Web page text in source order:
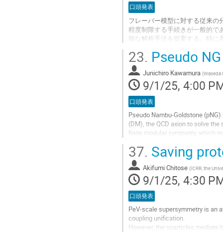
口頭発表
フレーバー模型に対する従来の
程度制限する手続きが一般的で
能な解析手法を提案する。特に
ータを生成することにより、解
発的なCP対称性の破れを見出
で、フレーバー模型の予言が俯
Go
to
contribution
page
23. Pseudo
Junichiro Kawamura (Waseda
9/1/25, 4:00
口頭発表
Pseudo Nambu-Goldstone
(DM), the QCD axion to solve
finite modular symmetry, which
Go
to
contribution
page
37. Saving
Akifumi Chitose (ICRR, the
9/1/25, 4:30
口頭発表
PeV-scale supersymmetry is an
coupling unification.
However, the sparticles mediate